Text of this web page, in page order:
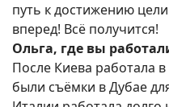
путь к достижению
вперед! Всё получится!
Ольга, где вы
После Киева работала
были съёмки в Дубае